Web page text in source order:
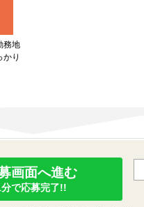
務地
り
画面へ進む
分で応募完了!!